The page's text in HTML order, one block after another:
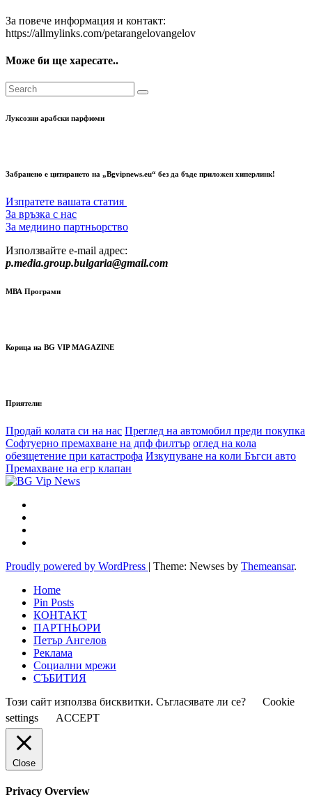
За повече информация и контакт:
https://allmylinks.com/petarangelovangelov
Може би ще харесате..
Луксозни арабски парфюми
Забранено е цитирането на „Bgvipnews.eu“ без да бъде приложен хиперлинк!
Изпратете вашата статия
За връзка с нас
За медиино партньорство
Използвайте e-mail адрес:
p.media.group.bulgaria@gmail.com
МВА Програми
Корица на BG VIP MAGAZINE
Приятели:
Продай колата си на нас Преглед на автомобил преди покупка
Софтуерно премахване на дпф филтър оглед на кола
обезщетение при катастрофа Изкупуване на коли Бъгси авто
Премахване на егр клапан
Proudly powered by WordPress | Theme: Newses by Themeansar.
Home
Pin Posts
КОНТАКТ
ПАРТНЬОРИ
Петър Ангелов
Реклама
Социални мрежи
СЪБИТИЯ
Този сайт използва бисквитки. Съгласявате ли се?
Cookie
settings
ACCEPT
Close
Privacy Overview